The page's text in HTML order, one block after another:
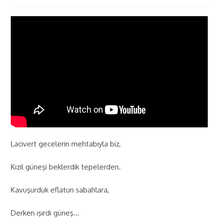
Lacivert gecelerin mehtabıyla biz,
Kızıl güneşi beklerdik tepelerden.
Kavuşurduk eflatun sabahlara,
Derken ışırdı güneş…